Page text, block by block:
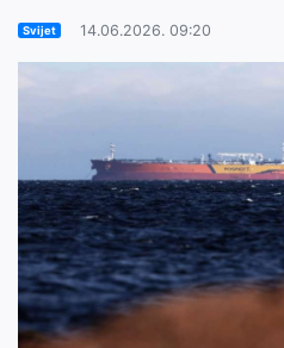
Svijet 14.06.2026. 09:20